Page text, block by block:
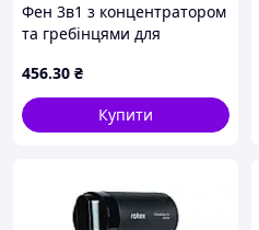
Фен 3в1 з концентратором
та гребінцями для
01
456.30 ₴
Купити